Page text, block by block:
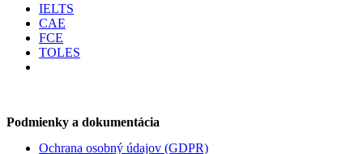
IELTS
CAE
FCE
TOLES
Podmienky a dokumentácia
Ochrana osobný údajov (GDPR)